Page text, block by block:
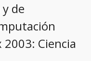
de
2003: Ciencia